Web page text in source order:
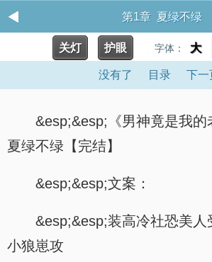
第1章 夏绿不绿
关灯 护眼 字体： 大
没有了 目录 下一
&esp;&esp;《男神竟是我的
夏绿不绿【完结】
&esp;&esp;文案：
&esp;&esp;装高冷社恐美人
小狼崽攻